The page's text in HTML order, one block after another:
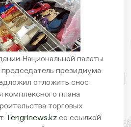
Национальной палаты
президиума
отложить снос
комплексного плана
торговых
Tengrinews.kz со ссылкой